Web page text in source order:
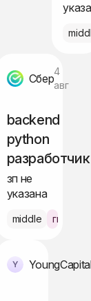
Сбер
4
авг
backend
python
разработчик
зп не
указана
middle гибрид